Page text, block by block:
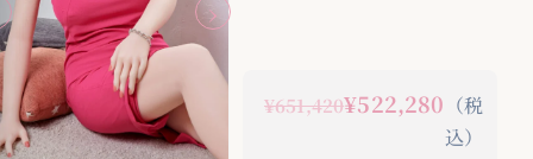
¥651,420¥522,280 （税
込）